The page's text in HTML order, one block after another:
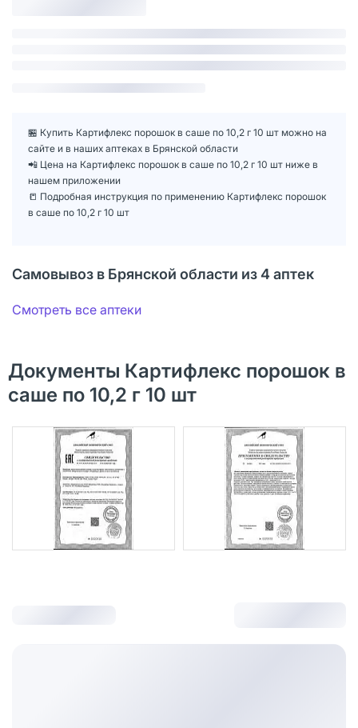
🏪 Купить Картифлекс порошок в саше по 10,2 г 10 шт можно на
сайте и в наших аптеках в Брянской области
📲 Цена на Картифлекс порошок в саше по 10,2 г 10 шт ниже в
нашем приложении
📒 Подробная инструкция по применению Картифлекс порошок
в саше по 10,2 г 10 шт
Самовывоз в Брянской области из 4 аптек
Смотреть все аптеки
Документы Картифлекс порошок в
саше по 10,2 г 10 шт